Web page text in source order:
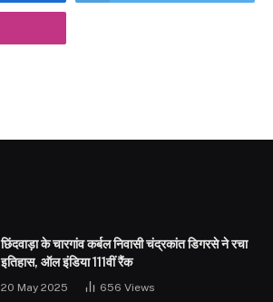
छिंदवाड़ा के चारगांव कर्बल निवासी चंद्रकांत डिगरसे ने रचा
इतिहास, ऑल इंडिया 111वीं रैंक
20 May 2025 656 Views